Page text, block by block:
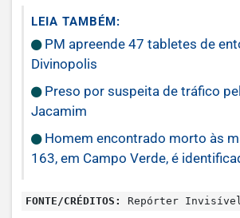
LEIA TAMBÉM:
PM apreende 47 tabletes de
Divinopolis
Preso por suspeita de tráfico
Jacamim
Homem encontrado morto às
163, em Campo Verde, é
FONTE/CRÉDITOS: Repórter Invisível